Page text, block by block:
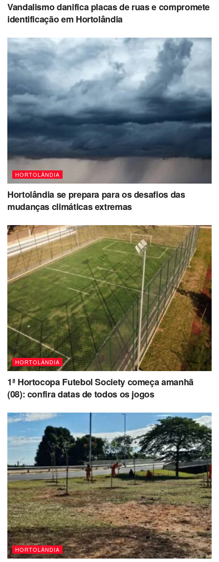
Vandalismo danifica placas de ruas e compromete
identificação em Hortolândia
HORTOLÂNDIA
Hortolândia se prepara para os desafios das
mudanças climáticas extremas
HORTOLÂNDIA
1ª Hortocopa Futebol Society começa amanhã
(08): confira datas de todos os jogos
HORTOLÂNDIA